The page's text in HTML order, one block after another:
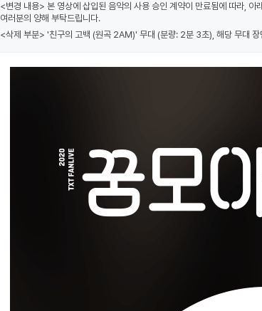
<변경 내용> 본 영상에 삽입된 음악의 사용 승인 계약이 만료됨에 따라,
여러분의 양해 부탁드립니다.
<삭제 부분> '친구의 고백 (원곡 2AM)' 무대 (분량: 2분 3초), 해당 무대